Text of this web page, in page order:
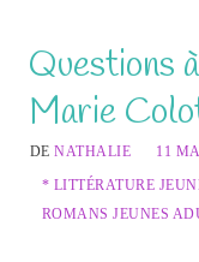
Questions
Marie
DENATHALIE
11
* LITTÉRATURE
ROMANS JEUNES